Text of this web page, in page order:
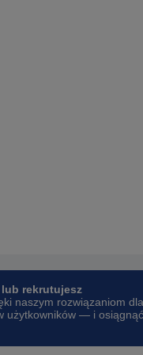
rekrutujesz
naszym rozwiązaniom dla
użytkowników — i osiągnąć